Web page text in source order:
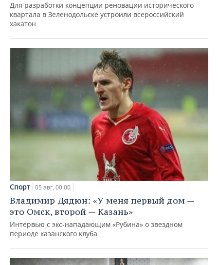
Для разработки концепции реновации исторического
квартала в Зеленодольске устроили всероссийский
хакатон
Спорт 05 авг, 00:00
Владимир Дядюн: «У меня первый дом —
это Омск, второй — Казань»
Интервью с экс-нападающим «Рубина» о звездном
периоде казанского клуба